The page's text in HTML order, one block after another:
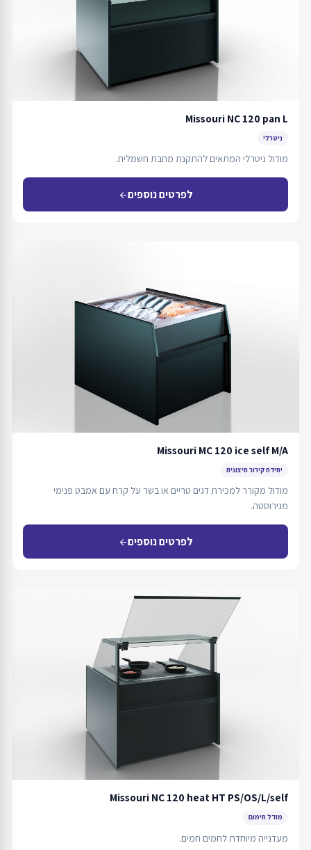
Missouri NC 120 pan L
ניטרלי
מודול ניטרלי המתאים להתקנת מחבת חשמלית.
לפרטים נוספיםarrow_back
Missouri MC 120 ice self M/A
יחידת קירור חיצונית
מודול מקורר למכירת דגים טריים או בשר על קרח עם אמבט פנימי
מנירוסטה.
לפרטים נוספיםarrow_back
Missouri NC 120 heat HT PS/OS/L/self
מודל חימום
מעדנייה מיוחדת לחמים חמים.